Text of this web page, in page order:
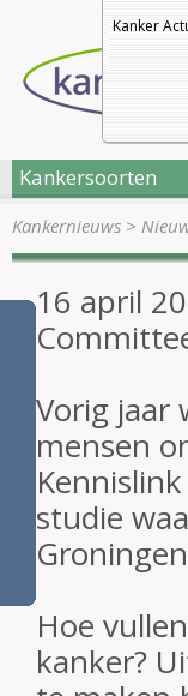
Kanker
Kankersoorten
Kankernieuws >
16 april
Vorig jaar
mensen
studie
Hoe
kanker?